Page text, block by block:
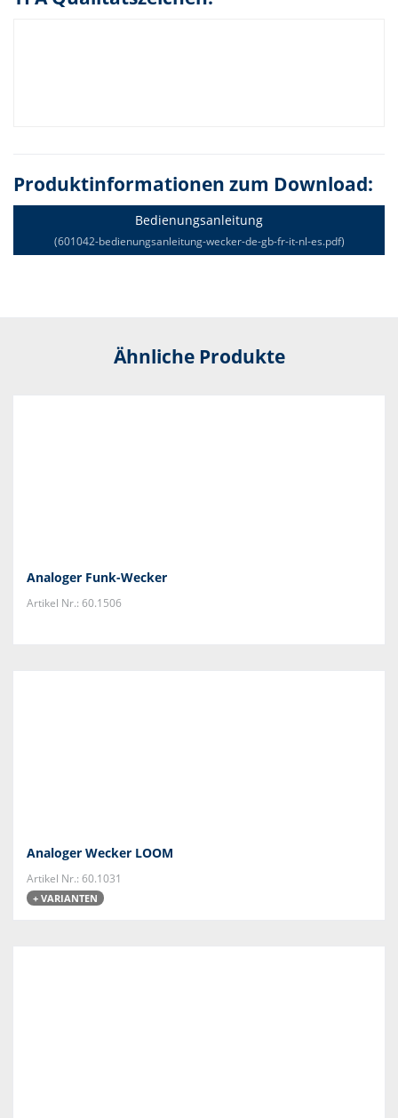
Produktinformationen zum Download:
Bedienungsanleitung
(601042-bedienungsanleitung-wecker-de-gb-fr-it-nl-es.pdf)
Ähnliche Produkte
Analoger Funk-Wecker
Artikel Nr.: 60.1506
Analoger Wecker LOOM
Artikel Nr.: 60.1031
+ VARIANTEN